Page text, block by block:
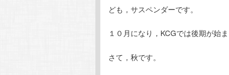
ども，サスペンダーです。
１０月になり，KCGでは後期が始ま
さて，秋です。